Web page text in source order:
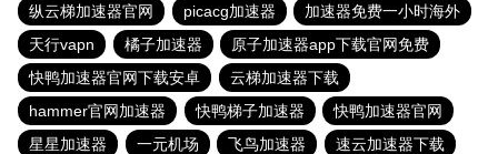
纵云梯加速器官网
picacg加速器
加速器免费一小时海外
天行vapn
橘子加速器
原子加速器app下载官网免费
快鸭加速器官网下载安卓
云梯加速器下载
hammer官网加速器
快鸭梯子加速器
快鸭加速器官网
星星加速器
一元机场 飞鸟加速器
速云加速器下载